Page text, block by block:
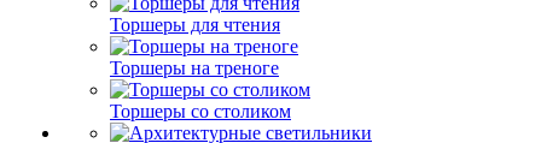
Торшеры для чтения
Торшеры на треноге
Торшеры со столиком